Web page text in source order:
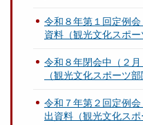
令和８年第１回定例
資料（観光文化スポー
令和８年閉会中（２
（観光文化スポーツ部
令和７年第２回定例
出資料（観光文化スポ